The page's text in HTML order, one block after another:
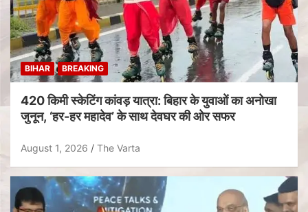
BIHAR BREAKING
420 किमी स्केटिंग कांवड़ यात्रा: बिहार के युवाओं का अनोखा
जुनून, ‘हर-हर महादेव’ के साथ देवघर की ओर सफर
August 1, 2026 The Varta